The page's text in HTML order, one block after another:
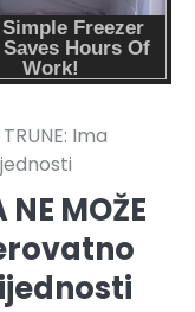
Ima
MOŽE